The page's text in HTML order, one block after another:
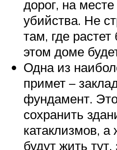
дорог, на
убийства. Не
там, где
этом доме
Одна из
примет –
фундамент.
сохранить
катаклизмов, а
будут жить